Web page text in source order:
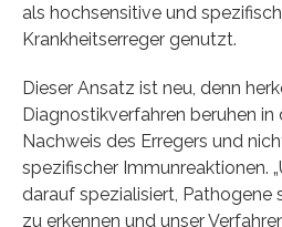
als hochsensitive und
Krankheitserreger genutzt.
Dieser Ansatz ist neu, denn
Diagnostikverfahren beruhen in
Nachweis des Erregers und
spezifischer Immunreaktionen.
darauf spezialisiert, Pathogene
zu erkennen und unser